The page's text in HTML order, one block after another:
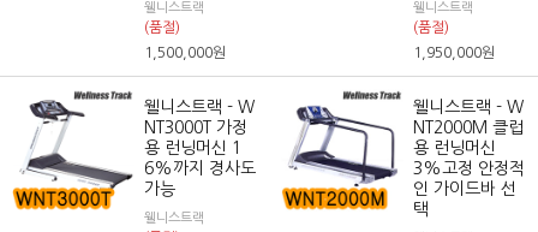
웰니스트랙
(품절)
1,500,000원
웰니스트랙
(품절)
1,950,000원
웰니스트랙 - W
NT3000T 가정
용 런닝머신 1
6%까지 경사도
가능
웰니스트랙
웰니스트랙 - W
NT2000M 클럽
용 런닝머신
3%고정 안정적
인 가이드바 선
택